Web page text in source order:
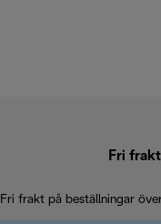
Fri
Fri frakt på beställningar